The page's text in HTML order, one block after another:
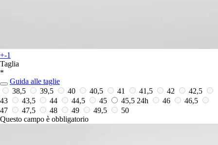
+-1
Taglia
*
Guida alle taglie
38,5
39,5 40 40,5 41 41,5 42
42,5
43
43,5 44 44,5 45 45,5 24h 46
46,5
47
47,5 48 49 49,5
50
Questo campo è obbligatorio